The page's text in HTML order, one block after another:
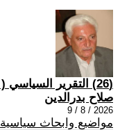
(26) التقرير السياسي ( 112 )
صلاح بدرالدين
2026 / 8 / 9
مواضيع وابحاث سياسية